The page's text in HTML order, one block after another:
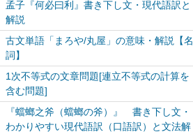
孟子『何必曰利』書き下し文・現代語訳と
解説
古文単語「まろや/丸屋」の意味・解説【名
詞】
1次不等式の文章問題[連立不等式の計算を
含む問題]
『蟷螂之斧（蟷螂の斧）』 書き下し文・
わかりやすい現代語訳（口語訳）と文法解